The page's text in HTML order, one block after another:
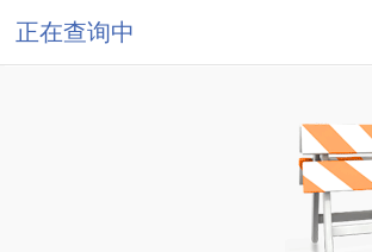
正在查询中